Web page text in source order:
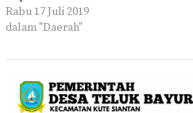
Rabu 17 Juli 2019
dalam "Daerah"